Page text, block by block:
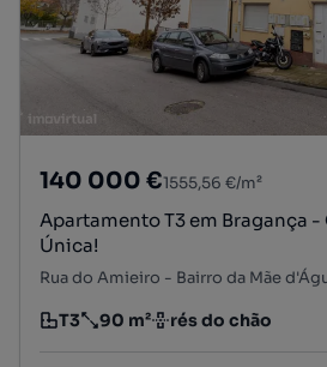
140 000 €1555,56 €/m²
Apartamento T3 em Bragança
Única!
Tipologia
T3
Preço por metro quadrado
90 m²
Andar rés do chão